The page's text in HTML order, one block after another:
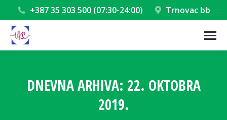
+387 35 303 500 (07:30-24:00) Trnovac bb
DNEVNA ARHIVA: 22. OKTOBRA
2019.